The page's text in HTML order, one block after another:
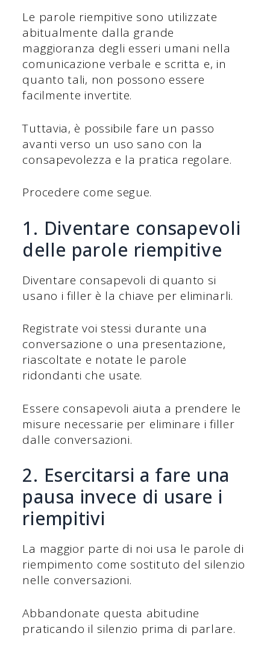
Le parole riempitive sono utilizzate
abitualmente dalla grande
maggioranza degli esseri umani nella
comunicazione verbale e scritta e, in
quanto tali, non possono essere
facilmente invertite.
Tuttavia, è possibile fare un passo
avanti verso un uso sano con la
consapevolezza e la pratica regolare.
Procedere come segue.
1. Diventare consapevoli
delle parole riempitive
Diventare consapevoli di quanto si
usano i filler è la chiave per eliminarli.
Registrate voi stessi durante una
conversazione o una presentazione,
riascoltate e notate le parole
ridondanti che usate.
Essere consapevoli aiuta a prendere le
misure necessarie per eliminare i filler
dalle conversazioni.
2. Esercitarsi a fare una
pausa invece di usare i
riempitivi
La maggior parte di noi usa le parole di
riempimento come sostituto del silenzio
nelle conversazioni.
Abbandonate questa abitudine
praticando il silenzio prima di parlare.